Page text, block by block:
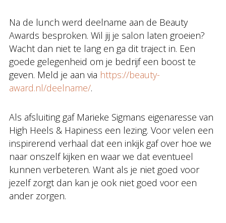
Na de lunch werd deelname aan de Beauty
Awards besproken. Wil jij je salon laten groeien?
Wacht dan niet te lang en ga dit traject in. Een
goede gelegenheid om je bedrijf een boost te
geven. Meld je aan via https://beauty-
award.nl/deelname/.
Als afsluiting gaf Marieke Sigmans eigenaresse van
High Heels & Hapiness een lezing. Voor velen een
inspirerend verhaal dat een inkijk gaf over hoe we
naar onszelf kijken en waar we dat eventueel
kunnen verbeteren. Want als je niet goed voor
jezelf zorgt dan kan je ook niet goed voor een
ander zorgen.